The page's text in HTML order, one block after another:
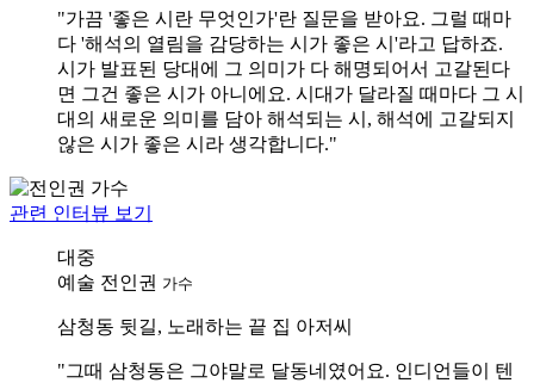
"가끔 '좋은 시란 무엇인가'란 질문을 받아요. 그럴 때마
다 '해석의 열림을 감당하는 시가 좋은 시'라고 답하죠.
시가 발표된 당대에 그 의미가 다 해명되어서 고갈된다
면 그건 좋은 시가 아니에요. 시대가 달라질 때마다 그 시
대의 새로운 의미를 담아 해석되는 시, 해석에 고갈되지
않은 시가 좋은 시라 생각합니다."
관련 인터뷰 보기
대중
예술 전인권 가수
삼청동 뒷길, 노래하는 끝 집 아저씨
"그때 삼청동은 그야말로 달동네였어요. 인디언들이 텐